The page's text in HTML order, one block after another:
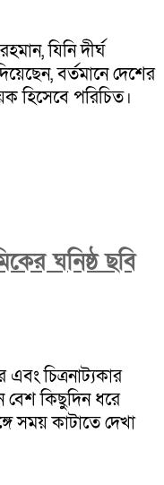
যিনি দীর্ঘ
বর্তমানে দেশের
হিসেবে পরিচিত।
ঘনিষ্ঠ ছবি
এবং চিত্রনাট্যকার
বেশ কিছুদিন ধরে
সময় কাটাতে দেখা